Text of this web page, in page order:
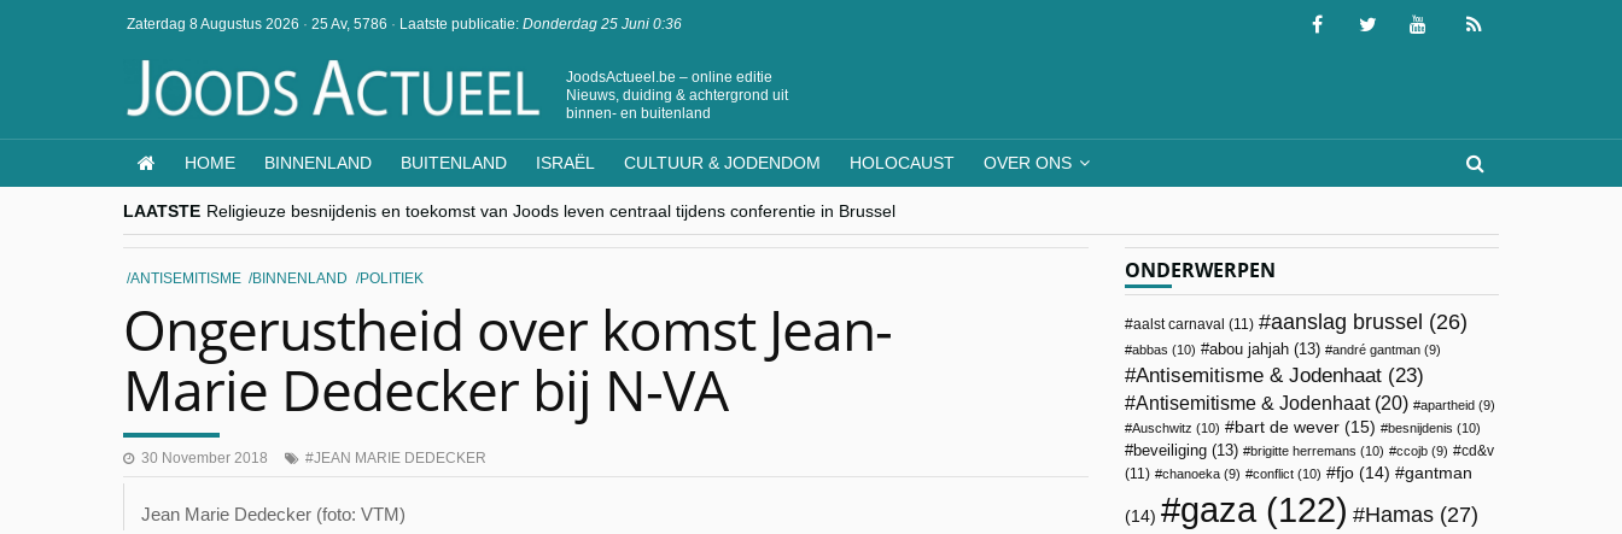
Zaterdag 8 Augustus 2026 · 25 Av, 5786 · Laatste publicatie: Donderdag 25 Juni 0:36
JoodsActueel.be – online editie
Nieuws, duiding & achtergrond uit
binnen- en buitenland
HOME BINNENLAND BUITENLAND ISRAËL CULTUUR & JODENDOM HOLOCAUST OVER ONS
LAATSTE Religieuze besnijdenis en toekomst van Joods leven centraal tijdens conferentie in Brussel
“Besnijdenisdebat toont hoe moeilijk seculiere Westen minderheden begrijpt”, Jinnih Beels (Vooruit)
CITYTRIP | ROEMENIË – Boekarest: de verrassing van Oost-Europa
“Vandaag zit elke Jood in België op de beklaagdenbank”
ANTISEMITISME BINNENLAND POLITIEK
Ongerustheid over komst Jean-
Marie Dedecker bij N-VA
30 November 2018 JEAN MARIE DEDECKER
Jean Marie Dedecker (foto: VTM)
ONDERWERPEN
aalst carnaval (11) aanslag brussel (26)
abbas (10) abou jahjah (13) andré gantman (9)
Antisemitisme & Jodenhaat (23)
Antisemitisme & Jodenhaat(20) apartheid (9)
Auschwitz (10) bart de wever (15) besnijdenis (10)
beveiliging (13) brigitte herremans (10) ccojb (9)
cd&v
(11)
chanoeka (9) conflict (10) fjo (14) gantman
(14) gaza(122) Hamas (27)